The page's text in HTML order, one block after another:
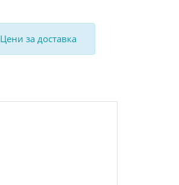
Цени за доставка